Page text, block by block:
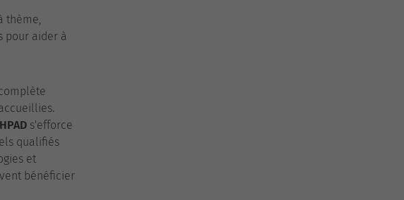
thème,
pour aider à
s'efforce
qualifiés
et
bénéficier